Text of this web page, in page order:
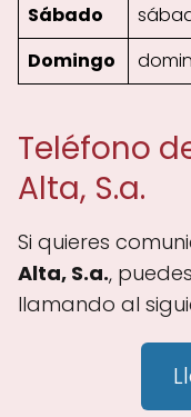
Sábado
Domingo
Teléfono
Alta, S.a.
Si quieres
Alta, S.a.,
llamando al